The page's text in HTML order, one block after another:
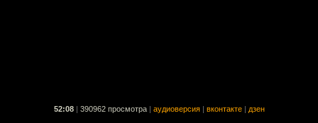
52:08 390962 просмотра аудиоверсия вконтакте дзен